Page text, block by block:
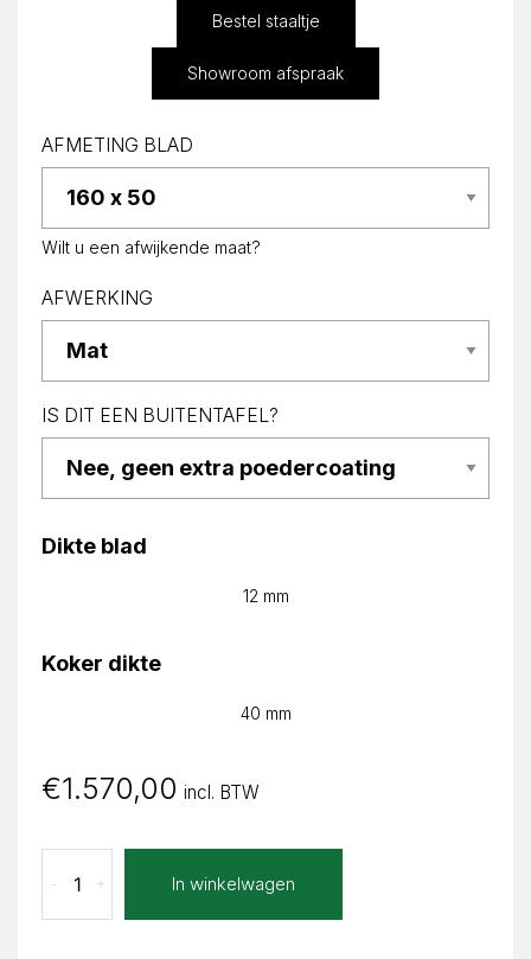
Bestel staaltje
Showroom afspraak
AFMETING BLAD
Wilt u een afwijkende maat?
AFWERKING
IS DIT EEN BUITENTAFEL?
Dikte blad
12 mm
Koker dikte
40 mm
€1.570,00 incl. BTW
Nero
Sara
+
- In winkelwagen